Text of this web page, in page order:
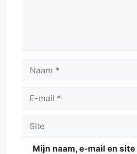
Naam
Site
Mijn naam, e-mail en